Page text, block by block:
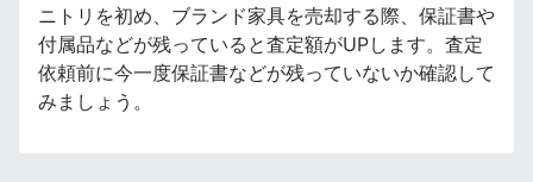
ニトリを初め、ブランド家具を売却する際、保証書や
付属品などが残っていると査定額がUPします。査定
依頼前に今一度保証書などが残っていないか確認して
みましょう。